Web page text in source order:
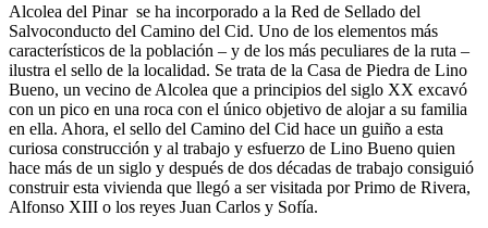
Alcolea del Pinar se ha incorporado a la Red de Sellado del
Salvoconducto del Camino del Cid. Uno de los elementos más
característicos de la población – y de los más peculiares de la ruta –
ilustra el sello de la localidad. Se trata de la Casa de Piedra de Lino
Bueno, un vecino de Alcolea que a principios del siglo XX excavó
con un pico en una roca con el único objetivo de alojar a su familia
en ella. Ahora, el sello del Camino del Cid hace un guiño a esta
curiosa construcción y al trabajo y esfuerzo de Lino Bueno quien
hace más de un siglo y después de dos décadas de trabajo consiguió
construir esta vivienda que llegó a ser visitada por Primo de Rivera,
Alfonso XIII o los reyes Juan Carlos y Sofía.